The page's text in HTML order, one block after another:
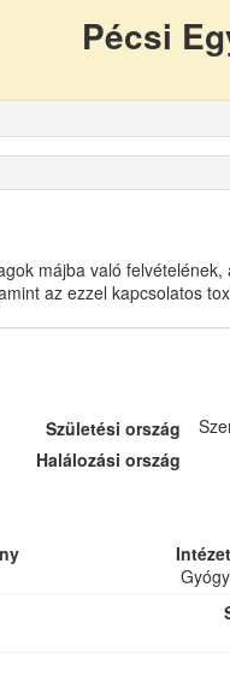
Pécsi
májba való
az ezzel kapcsolatos
Születési ország
Halálozási ország